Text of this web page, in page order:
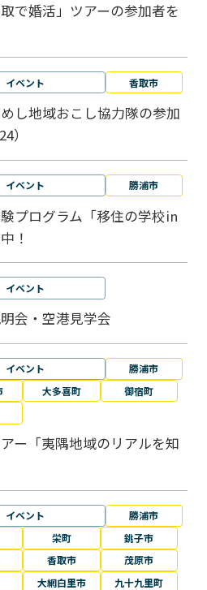
で婚活」ツアーの参加者を
イベント 香取市
し地域おこし協力隊の参加
）
イベント 勝浦市
プログラム「移住の学校in
！
イベント
会・空港見学会
イベント
勝浦市
大多喜町
御宿町
ー「夷隅地域のリアルを知
イベント
勝浦市
栄町
銚子市
香取市
茂原市
大網白里市
九十九里町